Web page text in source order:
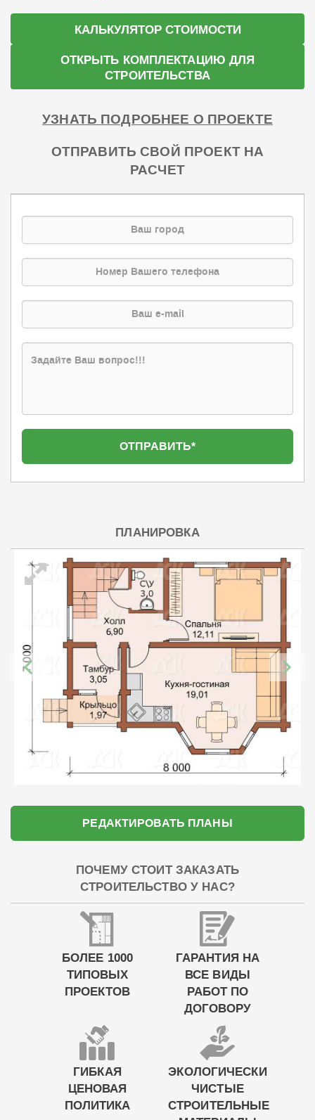
КАЛЬКУЛЯТОР СТОИМОСТИ
ОТКРЫТЬ КОМПЛЕКТАЦИЮ ДЛЯ
СТРОИТЕЛЬСТВА
УЗНАТЬ ПОДРОБНЕЕ О ПРОЕКТЕ
ОТПРАВИТЬ СВОЙ ПРОЕКТ НА
РАСЧЕТ
ПЛАНИРОВКА
РЕДАКТИРОВАТЬ ПЛАНЫ
ПОЧЕМУ СТОИТ ЗАКАЗАТЬ
СТРОИТЕЛЬСТВО У НАС?
БОЛЕЕ 1000
ТИПОВЫХ
ПРОЕКТОВ
ГАРАНТИЯ НА
ВСЕ ВИДЫ
РАБОТ ПО
ДОГОВОРУ
ГИБКАЯ
ЦЕНОВАЯ
ПОЛИТИКА
ЭКОЛОГИЧЕСКИ
ЧИСТЫЕ
СТРОИТЕЛЬНЫЕ